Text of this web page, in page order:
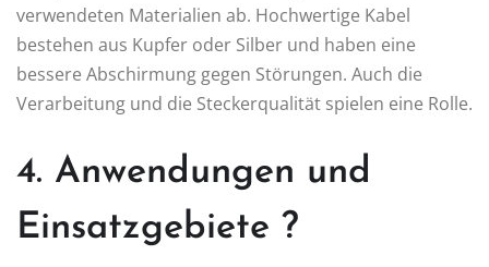
verwendeten Materialien ab. Hochwertige Kabel
bestehen aus Kupfer oder Silber und haben eine
bessere Abschirmung gegen Störungen. Auch die
Verarbeitung und die Steckerqualität spielen eine Rolle.
4. Anwendungen und
Einsatzgebiete ?